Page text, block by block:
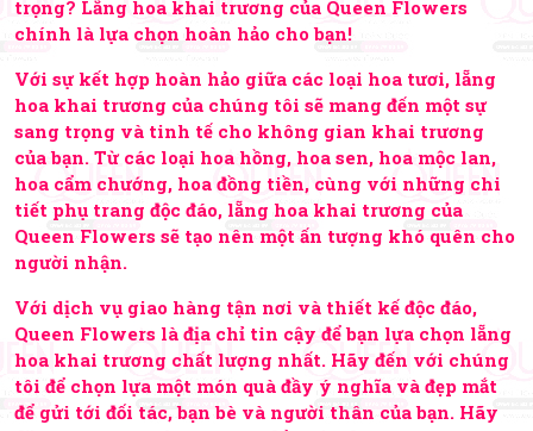
trọng? Lẵng hoa khai trương của Queen Flowers
chính là lựa chọn hoàn hảo cho bạn!
Với sự kết hợp hoàn hảo giữa các loại hoa tươi, lẵng
hoa khai trương của chúng tôi sẽ mang đến một sự
sang trọng và tinh tế cho không gian khai trương
của bạn. Từ các loại hoa hồng, hoa sen, hoa mộc lan,
hoa cẩm chướng, hoa đồng tiền, cùng với những chi
tiết phụ trang độc đáo, lẵng hoa khai trương của
Queen Flowers sẽ tạo nên một ấn tượng khó quên cho
người nhận.
Với dịch vụ giao hàng tận nơi và thiết kế độc đáo,
Queen Flowers là địa chỉ tin cậy để bạn lựa chọn lẵng
hoa khai trương chất lượng nhất. Hãy đến với chúng
tôi để chọn lựa một món quà đầy ý nghĩa và đẹp mắt
để gửi tới đối tác, bạn bè và người thân của bạn. Hãy